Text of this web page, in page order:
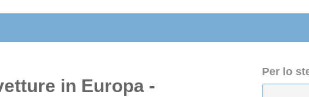
in Europa -
Per lo